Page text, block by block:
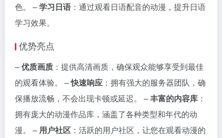
色。 –学习日语 ：通过观看日语配音的动漫，提升日语
学习效果。
优势亮点
–优质画质 ：提供高清画质，确保观众能够享受到最佳
的观看体验。 –快速响应 ：拥有强大的服务器团队，确
保播放流畅，不会出现卡顿或延迟。 –丰富的内容库 ：
拥有庞大的动漫作品库，涵盖了各种类型和年代的动
漫。 – 用户社区 ：活跃的用户社区，让您在观看动漫的